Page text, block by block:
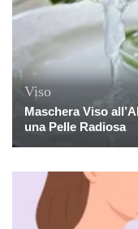
Viso
Maschera Viso
una Pelle Radiosa